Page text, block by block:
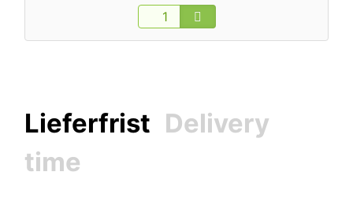
Lieferfrist Delivery
time